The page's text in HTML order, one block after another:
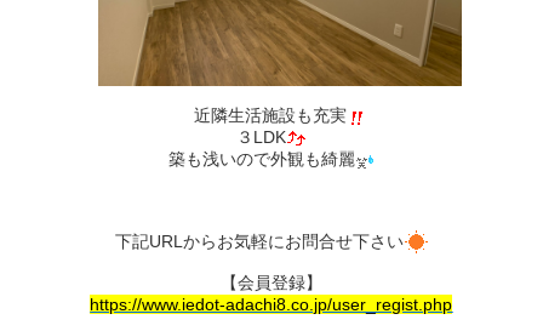
近隣生活施設も充実
３LDK
築も浅いので外観も綺麗
下記URLからお気軽にお問合せ下さい
【会員登録】
https://www.iedot-adachi8.co.jp/user_regist.php